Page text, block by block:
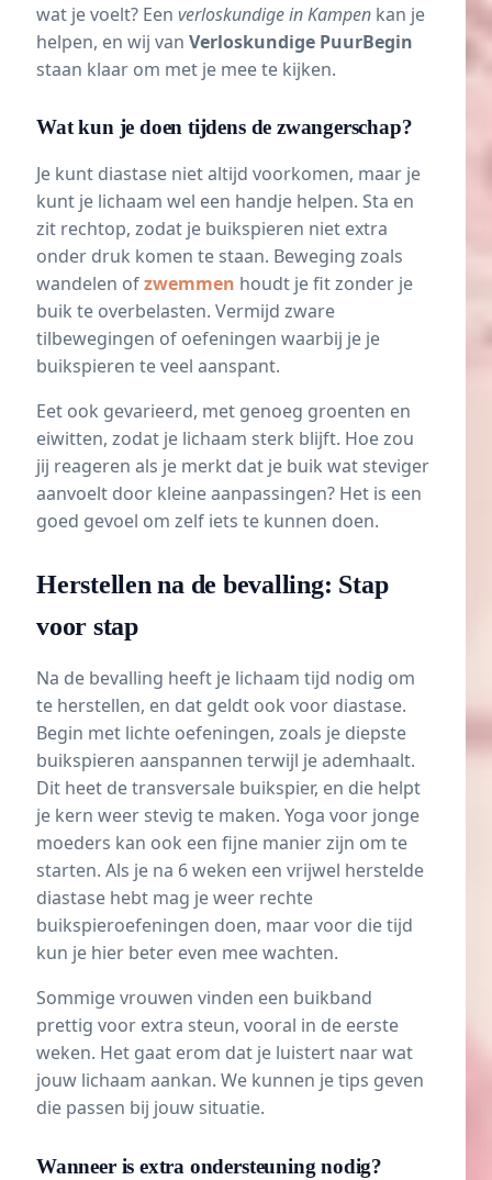
wat je voelt? Een verloskundige in Kampen kan je
helpen, en wij van Verloskundige PuurBegin
staan klaar om met je mee te kijken.
Wat kun je doen tijdens de zwangerschap?
Je kunt diastase niet altijd voorkomen, maar je
kunt je lichaam wel een handje helpen. Sta en
zit rechtop, zodat je buikspieren niet extra
onder druk komen te staan. Beweging zoals
wandelen ofzwemmen houdt je fit zonder je
buik te overbelasten. Vermijd zware
tilbewegingen of oefeningen waarbij je je
buikspieren te veel aanspant.
Eet ook gevarieerd, met genoeg groenten en
eiwitten, zodat je lichaam sterk blijft. Hoe zou
jij reageren als je merkt dat je buik wat steviger
aanvoelt door kleine aanpassingen? Het is een
goed gevoel om zelf iets te kunnen doen.
Herstellen na de bevalling: Stap
voor stap
Na de bevalling heeft je lichaam tijd nodig om
te herstellen, en dat geldt ook voor diastase.
Begin met lichte oefeningen, zoals je diepste
buikspieren aanspannen terwijl je ademhaalt.
Dit heet de transversale buikspier, en die helpt
je kern weer stevig te maken. Yoga voor jonge
moeders kan ook een fijne manier zijn om te
starten. Als je na 6 weken een vrijwel herstelde
diastase hebt mag je weer rechte
buikspieroefeningen doen, maar voor die tijd
kun je hier beter even mee wachten.
Sommige vrouwen vinden een buikband
prettig voor extra steun, vooral in de eerste
weken. Het gaat erom dat je luistert naar wat
jouw lichaam aankan. We kunnen je tips geven
die passen bij jouw situatie.
Wanneer is extra ondersteuning nodig?